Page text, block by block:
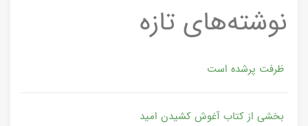
نوشته‌های تازه
ظرفت پرشده‌ است
بخشی از کتاب آغوش کشیدن امید